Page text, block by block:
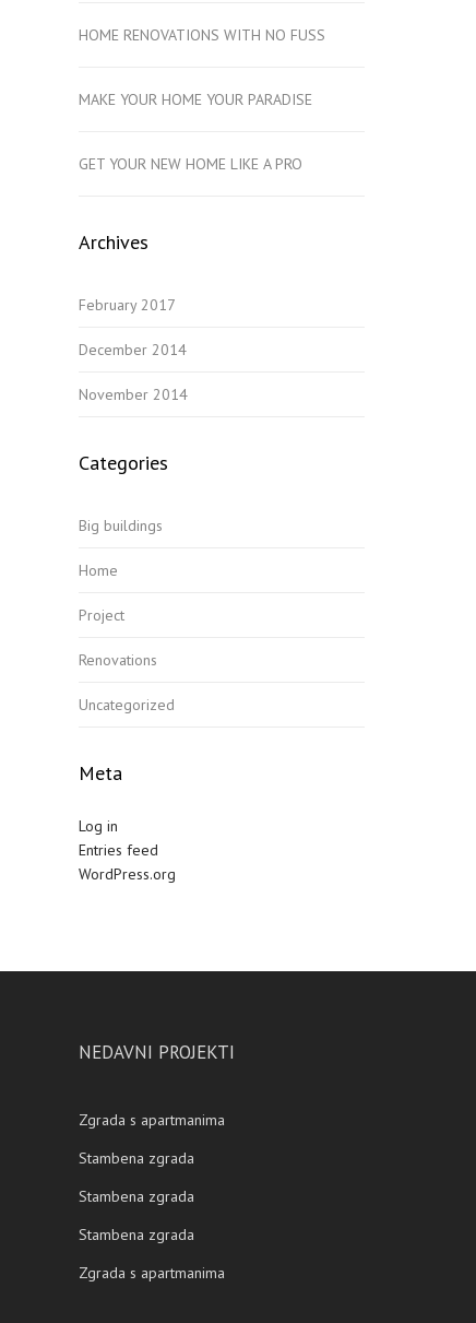
HOME RENOVATIONS WITH NO FUSS
MAKE YOUR HOME YOUR PARADISE
GET YOUR NEW HOME LIKE A PRO
Archives
February 2017
December 2014
November 2014
Categories
Big buildings
Home
Project
Renovations
Uncategorized
Meta
Log in
Entries feed
WordPress.org
NEDAVNI PROJEKTI
Zgrada s apartmanima
Stambena zgrada
Stambena zgrada
Stambena zgrada
Zgrada s apartmanima